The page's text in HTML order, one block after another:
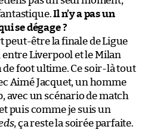
Il n’y a pas un
se dégage ?
peut-être la finale de Ligue
Liverpool et le Milan
de foot ultime. Ce soir-là tout
Aimé Jacquet, un homme
avec un scénario de match
puis comme je suis un
, ça reste la soirée parfaite.